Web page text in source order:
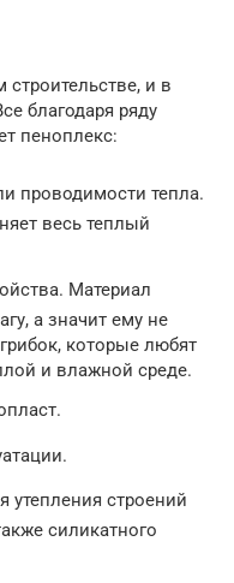
и в
благодаря ряду
пеноплекс:
проводимости тепла.
весь теплый
Материал
а значит ему не
которые любят
и влажной среде.
строений
силикатного